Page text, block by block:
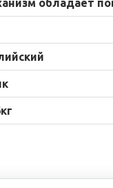
обладает